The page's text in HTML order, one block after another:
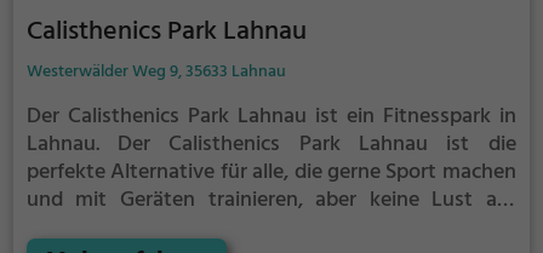
Calisthenics Park Lahnau
Westerwälder Weg 9, 35633 Lahnau
Der Calisthenics Park Lahnau ist ein Fitnesspark in
Lahnau. Der Calisthenics Park Lahnau ist die
perfekte Alternative für alle, die gerne Sport machen
und mit Geräten trainieren, aber keine Lust auf